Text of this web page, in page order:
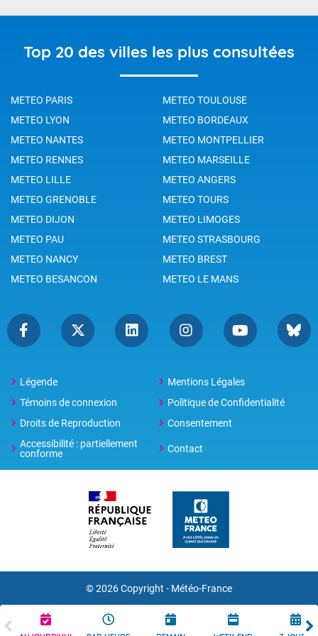
Top 20 des villes les plus consultées
METEO PARIS
METEO TOULOUSE
METEO LYON
METEO BORDEAUX
METEO NANTES
METEO MONTPELLIER
METEO RENNES
METEO MARSEILLE
METEO LILLE
METEO ANGERS
METEO GRENOBLE
METEO TOURS
METEO DIJON
METEO LIMOGES
METEO PAU
METEO STRASBOURG
METEO NANCY
METEO BREST
METEO BESANCON
METEO LE MANS
Légende
Mentions Légales
Témoins de connexion
Politique de Confidentialité
Droits de Reproduction
Consentement
Accessibilité : partiellement
conforme
Contact
© 2026 Copyright - Météo-France